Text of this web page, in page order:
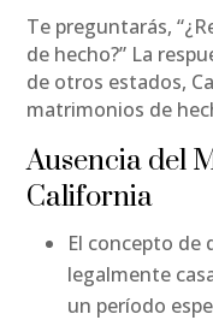
Te preguntarás,
de hecho?” La
de otros estados,
matrimonios de
Ausencia del
California
El concepto de
legalmente
un período